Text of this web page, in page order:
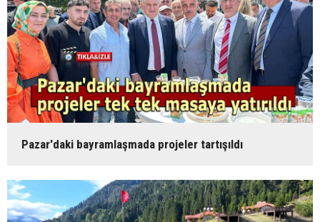
Pazar'daki bayramlaşmada projeler tartışıldı